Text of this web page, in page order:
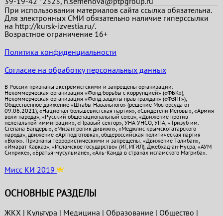
При использовании материалов сайта ссылка обязательна.
Для электронных СМИ обязательно наличие гиперссылки
на http://kursk-izvestia.ru/.
Возрастное ограничение 16+
Политика конфиденциальности
Согласие на обработку персональных данных
В России признаны экстремистскими и запрещены организации:
Некоммерческая организация «Фонд борьбы с коррупцией» («ФБК»),
Некоммерческая организация «Фонд защиты прав граждан» («ФЗПГ»),
Общественное движение «Штабы Навального» (решение Мосгорсуда от
09.06.2021), «Национал-большевистская партия», «Свидетели Иеговы», «Армия
воли народа», «Русский общенациональный союз», «Движение против
нелегальной иммиграции», «Правый сектор», УНА-УНСО, УПА, «Тризуб им.
Степана Бандеры», «Мизантропик дивижн», «Меджлис крымскотатарского
народа», движение «Артподготовка», общероссийская политическая партия
«Воля». Признаны террористическими и запрещены: «Движение Талибан»,
«Имарат Кавказ», «Исламское государство» (ИГ, ИГИЛ), Джебхад-ан-Нусра, «АУМ
Синрике», «Братья-мусульмане», «Аль-Каида в странах исламского Магриба».
Мисс КИ 2019
ОСНОВНЫЕ РАЗДЕЛЫ
ЖКХ| Культура | Медицина | Образование| Общество |